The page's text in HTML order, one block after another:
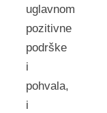
uglavnom
pozitivne
podrške
i
pohvala,
i